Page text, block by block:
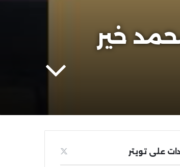
| الشيخ محمد خير
على تويتر